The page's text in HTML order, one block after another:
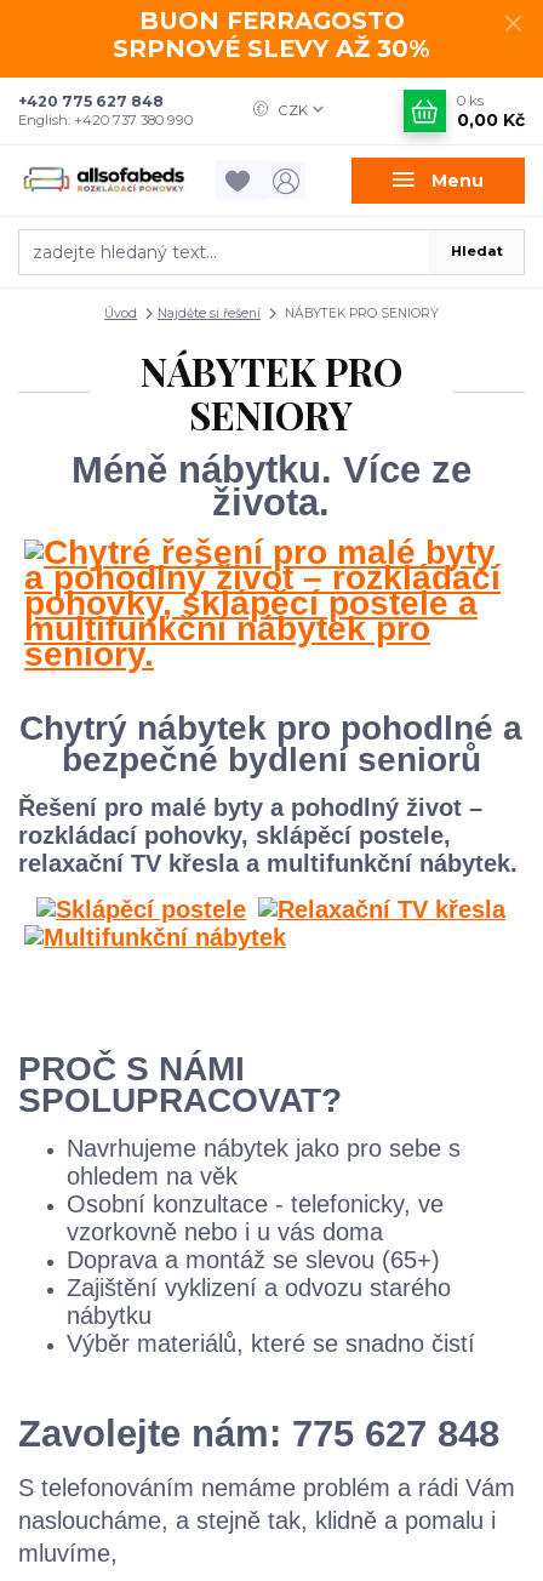
BUON FERRAGOSTO
SRPNOVÉ SLEVY AŽ 30%
Menu
CZK
Hledat
+420 775 627 848
English: +420 737 380 990
0 ks
0,00 Kč
Úvod Najděte si řešení NÁBYTEK PRO SENIORY
NÁBYTEK PRO
SENIORY
Méně nábytku. Více ze
života.
Chytrý nábytek pro pohodlné a
bezpečné bydlení seniorů
Řešení pro malé byty a pohodlný život –
rozkládací pohovky, sklápěcí postele,
relaxační TV křesla a multifunkční nábytek.
PROČ S NÁMI
SPOLUPRACOVAT?
Navrhujeme nábytek jako pro sebe s
ohledem na věk
Osobní konzultace - telefonicky, ve
vzorkovně nebo i u vás doma
Doprava a montáž se slevou (65+)
Zajištění vyklizení a odvozu starého
nábytku
Výběr materiálů, které se snadno čistí
Zavolejte nám: 775 627 848
S telefonováním nemáme problém a rádi Vám
nasloucháme, a stejně tak, klidně a pomalu i
mluvíme,